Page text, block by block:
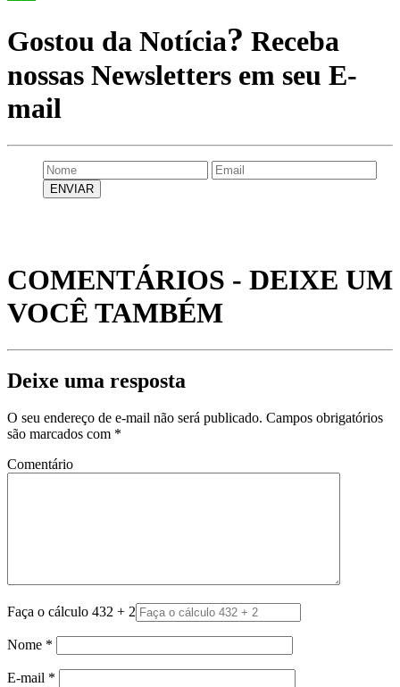
Gostou da Notícia? Receba
nossas Newsletters em seu E-
mail
COMENTÁRIOS - DEIXE UM
VOCÊ TAMBÉM
Deixe uma resposta
O seu endereço de e-mail não será publicado. Campos obrigatórios
são marcados com *
Comentário
Faça o cálculo 432 + 2
Nome *
E-mail *